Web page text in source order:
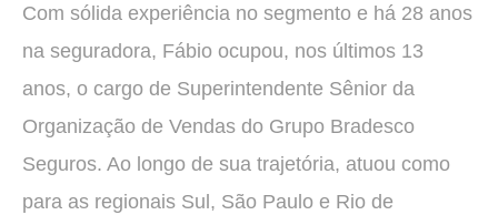
Com sólida experiência no segmento e há 28 anos
na seguradora, Fábio ocupou, nos últimos 13
anos, o cargo de Superintendente Sênior da
Organização de Vendas do Grupo Bradesco
Seguros. Ao longo de sua trajetória, atuou como
para as regionais Sul, São Paulo e Rio de